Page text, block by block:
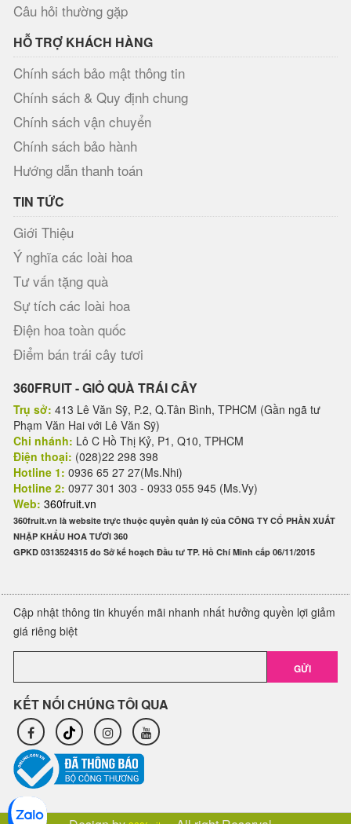
Câu hỏi thường gặp
HỖ TRỢ KHÁCH HÀNG
Chính sách bảo mật thông tin
Chính sách & Quy định chung
Chính sách vận chuyển
Chính sách bảo hành
Hướng dẫn thanh toán
TIN TỨC
Giới Thiệu
Ý nghĩa các loài hoa
Tư vấn tặng quà
Sự tích các loài hoa
Điện hoa toàn quốc
Điểm bán trái cây tươi
360FRUIT - GIỎ QUÀ TRÁI CÂY
Trụ sở: 413 Lê Văn Sỹ, P.2, Q.Tân Bình, TPHCM (Gần ngã tư
Phạm Văn Hai với Lê Văn Sỹ)
Chi nhánh: Lô C Hồ Thị Kỷ, P1, Q10, TPHCM
Điện thoại: (028)22 298 398
Hotline 1: 0936 65 27 27(Ms.Nhi)
Hotline 2: 0977 301 303 - 0933 055 945 (Ms.Vy)
Web: 360fruit.vn
360fruit.vn là website trực thuộc quyền quản lý của CÔNG TY CỔ PHẦN XUẤT
NHẬP KHẨU HOA TƯƠI 360
GPKD 0313524315 do Sở kế hoạch Đầu tư TP. Hồ Chí Minh cấp 06/11/2015
Cập nhật thông tin khuyến mãi nhanh nhất hưởng quyền lợi giảm
giá riêng biệt
GỬI
KẾT NỐI CHÚNG TÔI QUA